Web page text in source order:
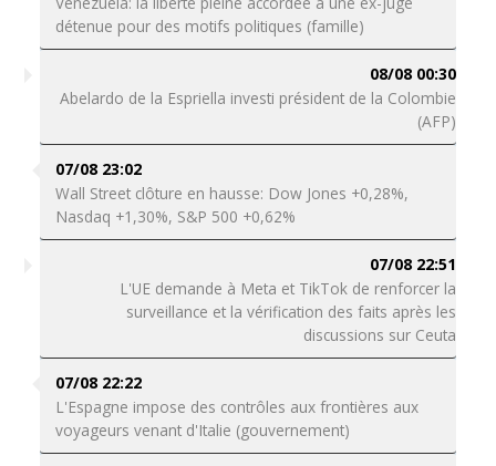
détenue pour des motifs politiques (famille)
08/08 00:30
Abelardo de la Espriella investi président de la Colombie
(AFP)
07/08 23:02
Wall Street clôture en hausse: Dow Jones +0,28%,
Nasdaq +1,30%, S&P 500 +0,62%
07/08 22:51
L'UE demande à Meta et TikTok de renforcer la
surveillance et la vérification des faits après les
discussions sur Ceuta
07/08 22:22
L'Espagne impose des contrôles aux frontières aux
voyageurs venant d'Italie (gouvernement)